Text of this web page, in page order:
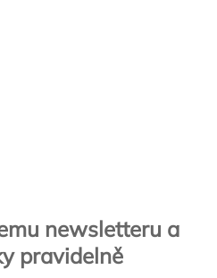
newsletteru a
pravidelně